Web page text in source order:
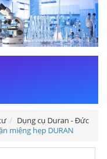
Dụng cụ Duran - Đức
miệng hẹp DURAN